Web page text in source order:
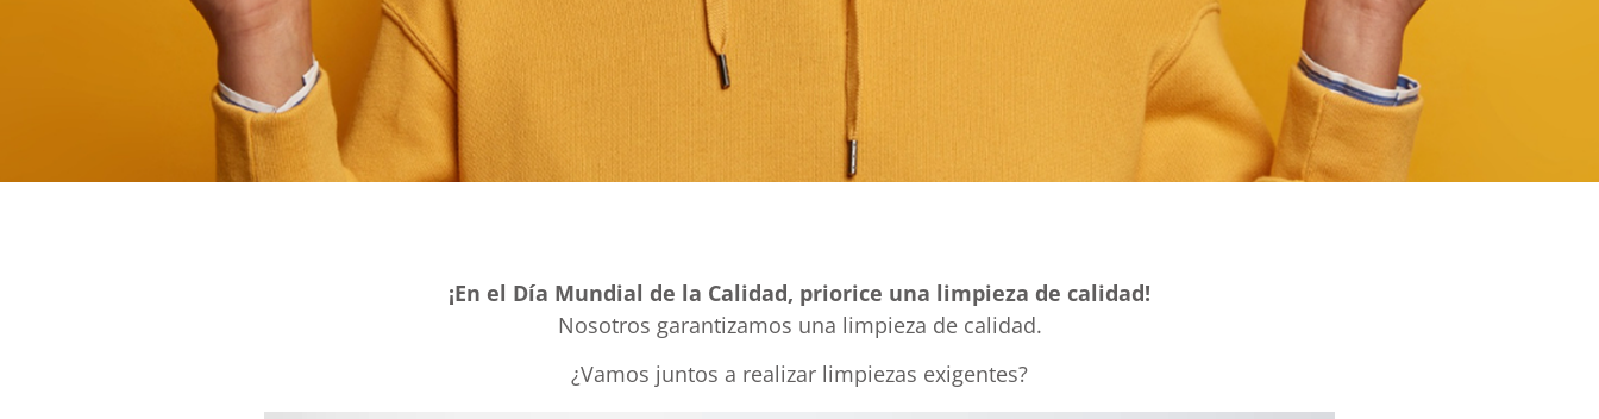
¡En el Día Mundial de la Calidad, priorice una limpieza de calidad!
Nosotros garantizamos una limpieza de calidad.
¿Vamos juntos a realizar limpiezas exigentes?